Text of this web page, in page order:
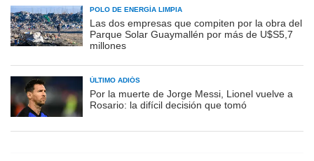
POLO DE ENERGÍA LIMPIA
Las dos empresas que compiten por la obra del
Parque Solar Guaymallén por más de U$S5,7
millones
ÚLTIMO ADIÓS
Por la muerte de Jorge Messi, Lionel vuelve a
Rosario: la difícil decisión que tomó